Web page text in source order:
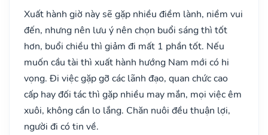
Xuất hành giờ này sẽ gặp nhiều điềm lành, niềm vui
đến, nhưng nên lưu ý nên chọn buổi sáng thì tốt
hơn, buổi chiều thì giảm đi mất 1 phần tốt. Nếu
muốn cầu tài thì xuất hành hướng Nam mới có hi
vọng. Đi việc gặp gỡ các lãnh đạo, quan chức cao
cấp hay đối tác thì gặp nhiều may mắn, mọi việc êm
xuôi, không cần lo lắng. Chăn nuôi đều thuận lợi,
người đi có tin về.